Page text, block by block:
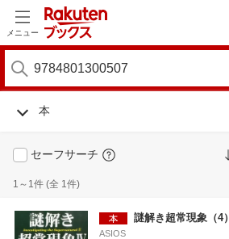
メニュー
本
セーフサーチ
1～1件 (全 1件)
謎解き超常現象（4）
ASIOS